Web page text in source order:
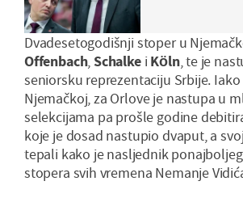
Dvadesetogodišnji stoper u
Offenbach, Schalkei Köln, te je
seniorsku reprezentaciju Srbije.
Njemačkoj, za Orlove je nastupa u
selekcijama pa prošle godine
koje je dosad nastupio dvaput, a
tepali kako je nasljednik
stopera svih vremena Nemanje